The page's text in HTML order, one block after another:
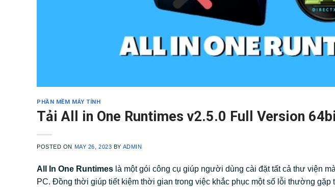
PHẦN MỀM MÁY TÍNH
Tải All in One Runtimes v2.5.0 Full Version
POSTED ON MAY 26, 2023 BY ADMIN
All In One Runtimes là một gói công cụ giúp người dùng cài đặt tất cả thư viện
PC. Đồng thời giúp tiết kiệm thời gian trong việc khắc phục một số lỗi thường gặp